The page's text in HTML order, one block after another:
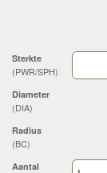
Sterkte
(PWR/SPH)
Diameter
(DIA)
Radius
(BC)
Aantal